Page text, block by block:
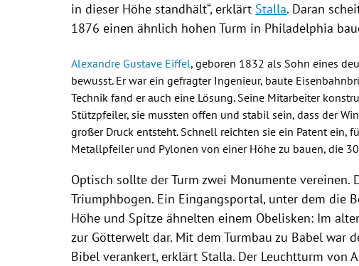
in dieser Höhe standhält“, erklärt Stalla. Daran
1876 einen ähnlich hohen Turm in Philadelphia
Alexandre Gustave Eiffel, geboren 1832 als Sohn eines
bewusst. Er war ein gefragter Ingenieur, baute
Technik fand er auch eine Lösung. Seine Mitarbeiter
Stützpfeiler, sie mussten offen und stabil sein, dass der
großer Druck entsteht. Schnell reichten sie ein Patent ein,
Metallpfeiler und Pylonen von einer Höhe zu bauen, die
Optisch sollte der Turm zwei Monumente vereinen.
Triumphbogen. Ein Eingangsportal, unter dem die
Höhe und Spitze ähnelten einem Obelisken: Im
zur Götterwelt dar. Mit dem Turmbau zu Babel war
Bibel verankert, erklärt Stalla. Der Leuchtturm von